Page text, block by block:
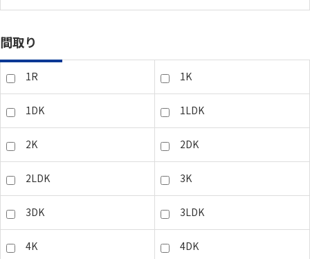
間取り
1R 1K
1DK 1LDK
2K 2DK
2LDK 3K
3DK 3LDK
4K 4DK